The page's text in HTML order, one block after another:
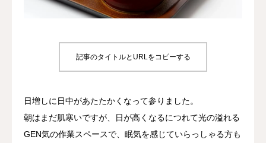
記事のタイトルとURLをコピーする
日増しに日中があたたかくなって参りました。
朝はまだ肌寒いですが、日が高くなるにつれて光の溢れる
GEN気の作業スペースで、眠気を感じていらっしゃる方も
プロジェクト
事業所について
よくあるご質問
お問い合わせ